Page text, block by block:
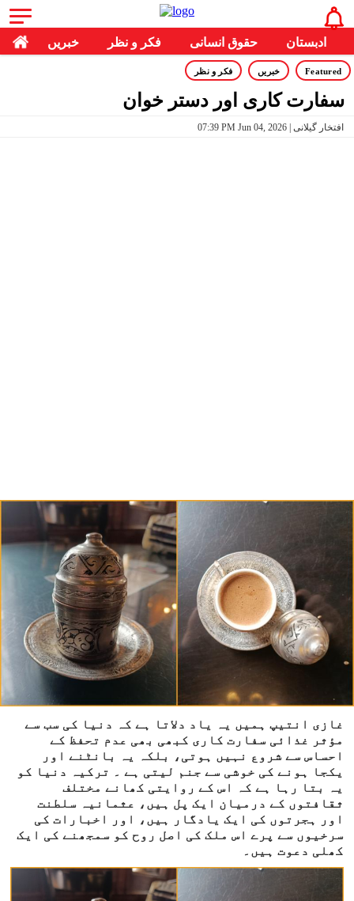
خبریں فکر و نظر حقوق انسانی ادبستان
Featured خبریں فکر و نظر
سفارت کاری اور دستر خوان
07:39 PM Jun 04, 2026 | افتخار گیلانی
غازی انتیپ ہمیں یہ یاد دلاتا ہے کہ دنیا کی سب سے
مؤثر غذائی سفارت کاری کبھی بھی عدم تحفظ کے
احساس سے شروع نہیں ہوتی، بلکہ یہ بانٹنے اور
یکجا ہونے کی خوشی سے جنم لیتی ہے ۔ ترکیہ دنیا کو
یہ بتا رہا ہے کہ اس کے روایتی کھانے مختلف
ثقافتوں کے درمیان ایک پل ہیں، عثمانیہ سلطنت
اور ہجرتوں کی ایک یادگار ہیں، اور اخبارات کی
سرخیوں سے پرے اس ملک کی اصل روح کو سمجھنے کی ایک
کھلی دعوت ہیں۔